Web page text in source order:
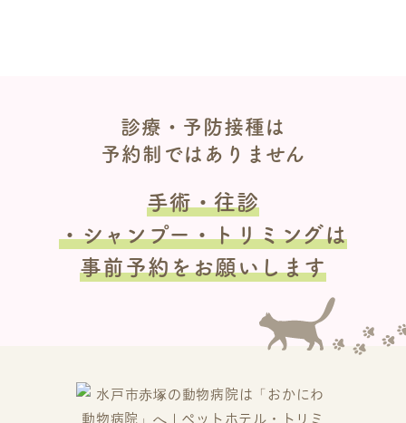
診療・予防接種は
予約制ではありません
手術・往診
・シャンプー・トリミングは
事前予約をお願いします